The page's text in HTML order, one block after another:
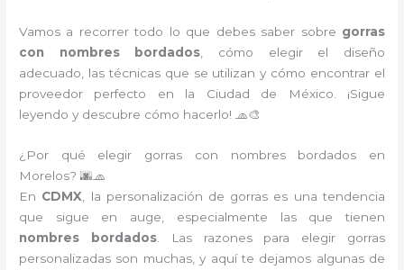
Vamos a recorrer todo lo que debes saber sobre gorras
con nombres bordados , cómo elegir el diseño
adecuado, las técnicas que se utilizan y cómo encontrar el
proveedor perfecto en la Ciudad de México. ¡Sigue
leyendo y descubre cómo hacerlo! 🧢🎨
¿Por qué elegir gorras con nombres bordados en
Morelos? 🌆🧢
En CDMX , la personalización de gorras es una tendencia
que sigue en auge, especialmente las que tienen
nombres bordados. Las razones para elegir gorras
personalizadas son muchas, y aquí te dejamos algunas de